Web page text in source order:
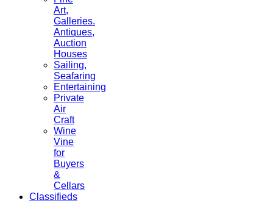
Art,
Galleries.
Antiques,
Auction
Houses
Sailing,
Seafaring
Entertaining
Private
Air
Craft
Wine
Vine
for
Buyers
&
Cellars
Classifieds